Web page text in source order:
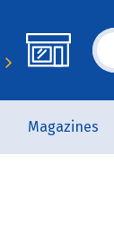
Magazines